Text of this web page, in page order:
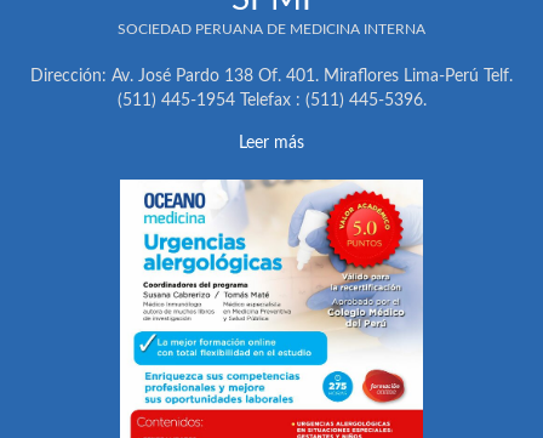
SOCIEDAD PERUANA DE MEDICINA INTERNA
Dirección: Av. José Pardo 138 Of. 401. Miraflores Lima-Perú Telf.
(511) 445-1954 Telefax : (511) 445-5396.
Leer más